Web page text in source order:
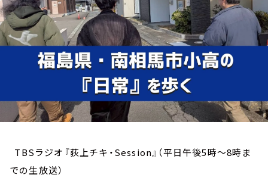
TBSラジオ『荻上チキ・Session』（平日午後5時～8時ま
での生放送）